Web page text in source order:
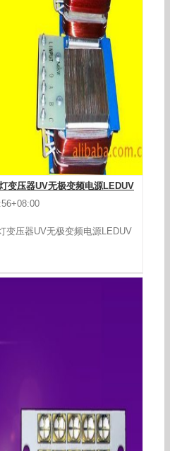
变压器UV无极变频电源LEDUV
变压器UV无极变频电源LEDUV